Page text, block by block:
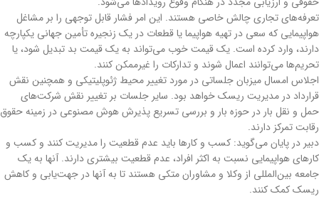
تعرفه‌های تجاری چالش خاصی هستند. این امر فشار قابل توجهی را بر مشاغل
هواپیمایی که سعی در تهیه هواپیما یا قطعات در یک زنجیره تأمین جهانی یکپارچه
دارند، وارد کرده است. یک قیمت خوب می‌تواند به یک قیمت بد تبدیل شود، یا
تحریم‌ها می‌توانند اعمال شوند و تدارکات را غیرممکن کنند.
اجلاس امسال میزبان جلساتی در مورد تغییر محیط ژئوپلیتیکی و همچنین نقش
قرارداد در مدیریت ریسک خواهد بود. سایر جلسات بر تغییر نقش شرکت‌های
حمل و نقل بار در حوزه بار و بررسی تسریع پذیرش هوش مصنوعی در زمینه حقوق
رقابت تمرکز دارند.
دبیر در پایان می‌گوید: کسب و کارها باید عدم قطعیت را مدیریت کنند و کسب و
کارهای هواپیمایی نسبت به اکثر افراد، عدم قطعیت بیشتری دارند. آنها به یک
جامعه بین‌المللی از وکلا و مشاوران متکی هستند تا به آنها در جهت‌یابی و کاهش
ریسک کمک کنند.